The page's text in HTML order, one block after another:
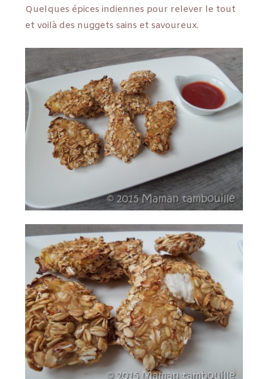
Quelques épices indiennes pour relever le tout
et voilà des nuggets sains et savoureux.